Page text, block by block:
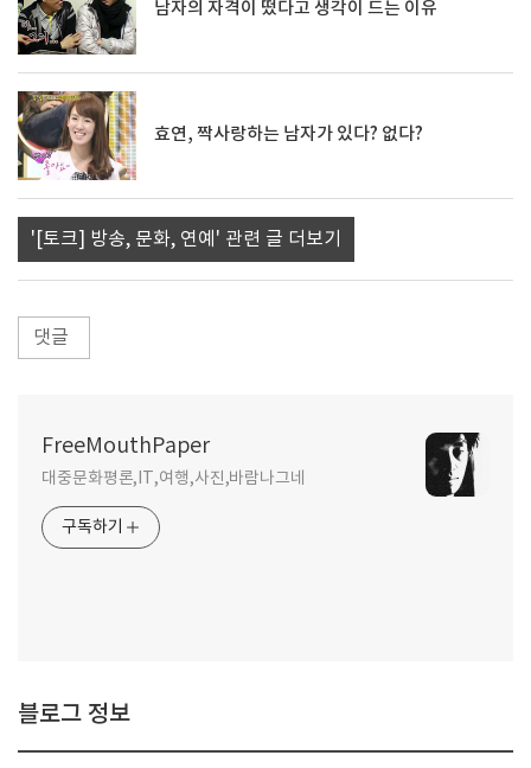
남자의 자격이 떴다고 생각이 드는 이유
효연, 짝사랑하는 남자가 있다? 없다?
'[토크] 방송, 문화, 연예' 관련 글 더보기
댓글
FreeMouthPaper
대중문화평론,IT,여행,사진,바람나그네
구독하기
블로그 정보